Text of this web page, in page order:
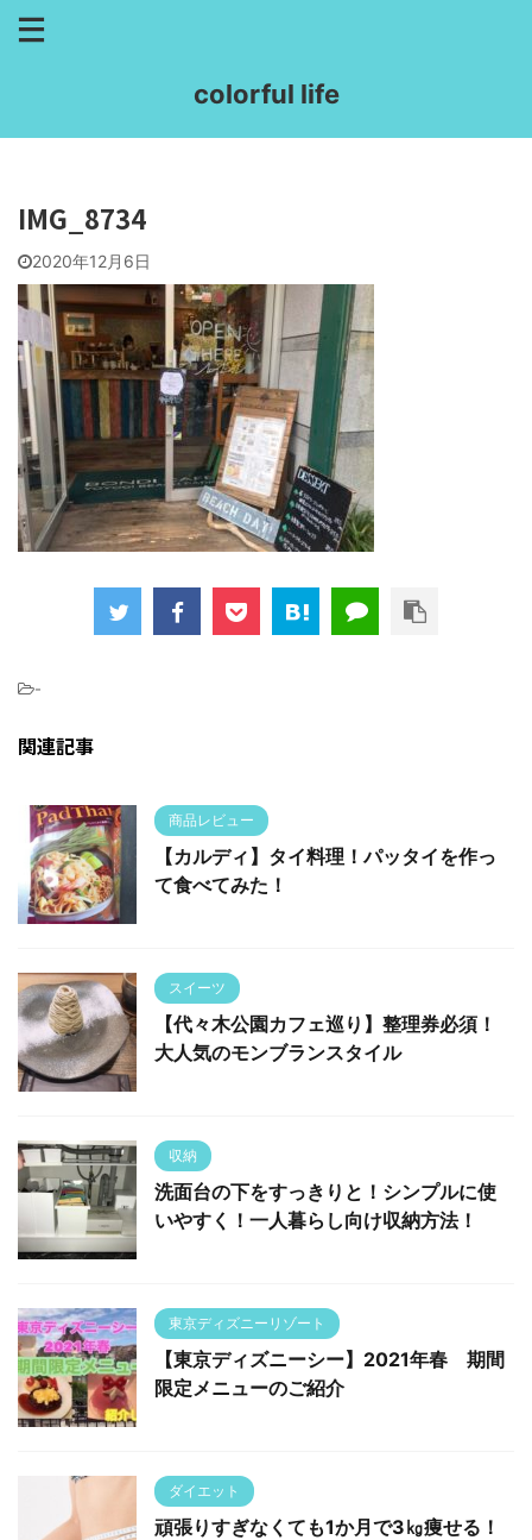
colorful life
IMG_8734
2020年12月6日
-
関連記事
商品レビュー
【カルディ】タイ料理！パッタイを作っ
て食べてみた！
スイーツ
【代々木公園カフェ巡り】整理券必須！
大人気のモンブランスタイル
収納
洗面台の下をすっきりと！シンプルに使
いやすく！一人暮らし向け収納方法！
東京ディズニーリゾート
【東京ディズニーシー】2021年春 期間
限定メニューのご紹介
ダイエット
頑張りすぎなくても1か月で3㎏痩せる！